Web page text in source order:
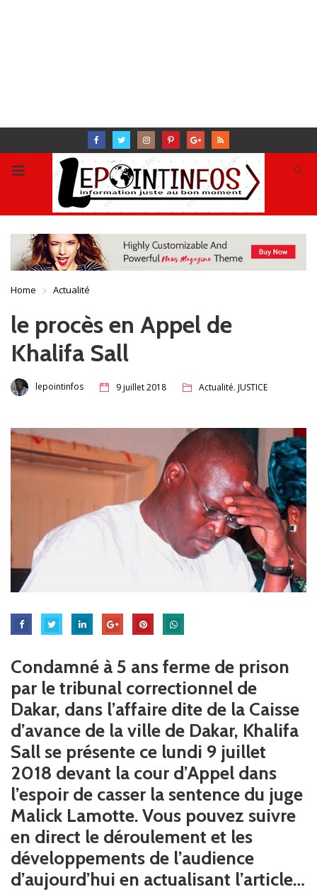
Home Actualité
le procès en Appel de
Khalifa Sall
lepointinfos 9 juillet 2018 Actualité,JUSTICE
Condamné à 5 ans ferme de prison
par le tribunal correctionnel de
Dakar, dans l’affaire dite de la Caisse
d’avance de la ville de Dakar, Khalifa
Sall se présente ce lundi 9 juillet
2018 devant la cour d’Appel dans
l’espoir de casser la sentence du juge
Malick Lamotte. Vous pouvez suivre
en direct le déroulement et les
développements de l’audience
d’aujourd’hui en actualisant l’article…